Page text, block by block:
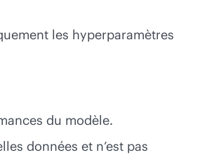
les hyperparamètres
du modèle.
données et n’est pas